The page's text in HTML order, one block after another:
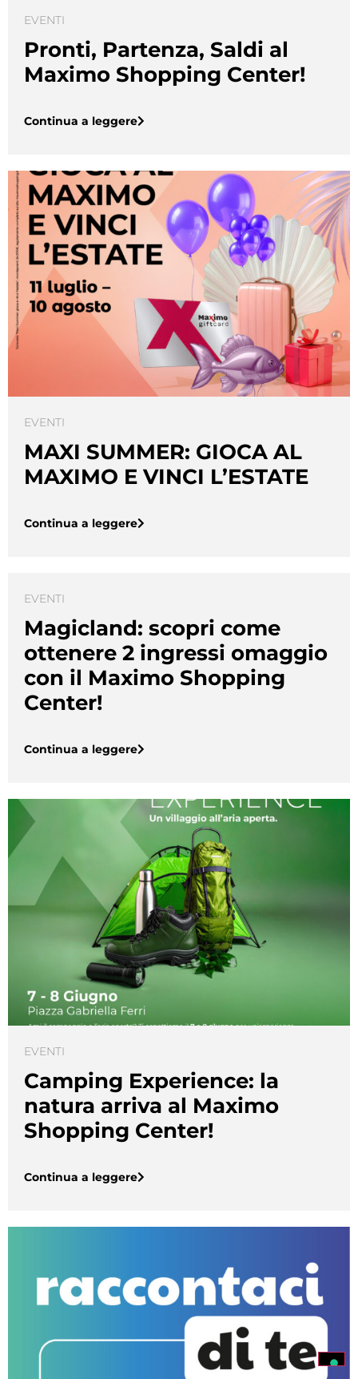
EVENTI
Pronti, Partenza, Saldi al
Maximo Shopping Center!
Continua a leggere
EVENTI
MAXI SUMMER: GIOCA AL
MAXIMO E VINCI L’ESTATE
Continua a leggere
EVENTI
Magicland: scopri come
ottenere 2 ingressi omaggio
con il Maximo Shopping
Center!
Continua a leggere
EVENTI
Camping Experience: la
natura arriva al Maximo
Shopping Center!
Continua a leggere